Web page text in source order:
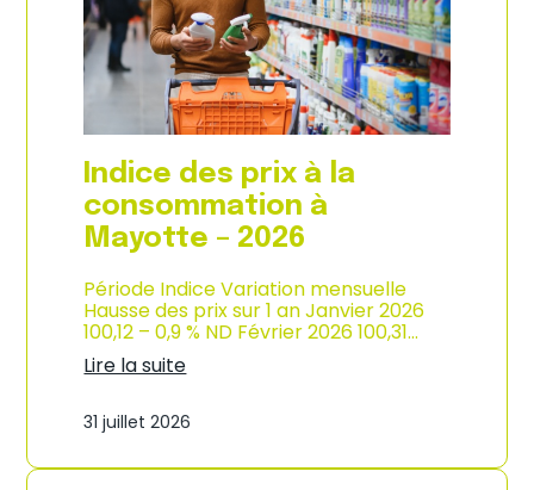
d
e
l
’
i
n
d
u
s
t
r
i
–
2
0
6
r
i
x
à
l
a
c
o
n
s
o
m
a
t
i
n
n
M
Indice des prix à la
consommation à
Mayotte – 2026
Période Indice Variation mensuelle
Hausse des prix sur 1 an Janvier 2026
100,12 – 0,9 % ND Février 2026 100,31…
Lire la suite
n
i
31 juillet 2026